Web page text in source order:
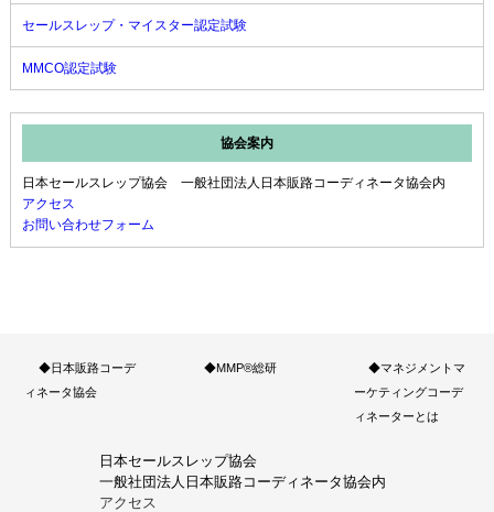
セールスレップ・マイスター認定試験
MMCO認定試験
協会案内
日本セールスレップ協会 一般社団法人日本販路コーディネータ協会内
アクセス
お問い合わせフォーム
◆日本販路コーデ
ィネータ協会
◆MMP®総研
◆マネジメントマ
ーケティングコーデ
ィネーターとは
日本セールスレップ協会
一般社団法人日本販路コーディネータ協会内
アクセス